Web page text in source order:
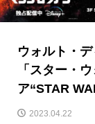
ウォルト・
「スター・
ア“STAR
2023.04.22